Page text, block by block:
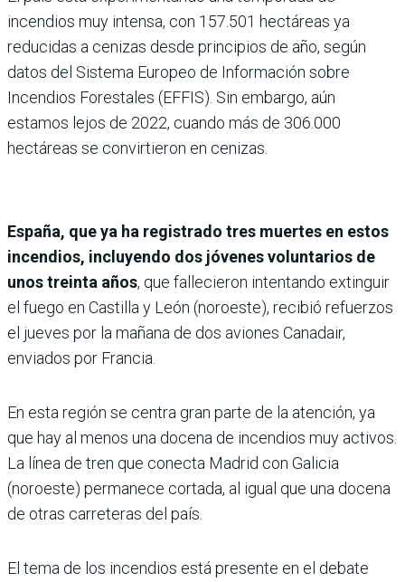
incendios muy intensa, con 157.501 hectáreas ya
reducidas a cenizas desde principios de año, según
datos del Sistema Europeo de Información sobre
Incendios Forestales (EFFIS). Sin embargo, aún
estamos lejos de 2022, cuando más de 306.000
hectáreas se convirtieron en cenizas.
España, que ya ha registrado tres muertes en estos
incendios, incluyendo dos jóvenes voluntarios de
unos treinta años, que fallecieron intentando extinguir
el fuego en Castilla y León (noroeste), recibió refuerzos
el jueves por la mañana de dos aviones Canadair,
enviados por Francia.
En esta región se centra gran parte de la atención, ya
que hay al menos una docena de incendios muy activos.
La línea de tren que conecta Madrid con Galicia
(noroeste) permanece cortada, al igual que una docena
de otras carreteras del país.
El tema de los incendios está presente en el debate